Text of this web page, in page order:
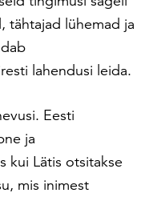
tähtajad lühemad ja
lahendusi leida.
Eesti
ja
kui Lätis otsitakse
mis inimest